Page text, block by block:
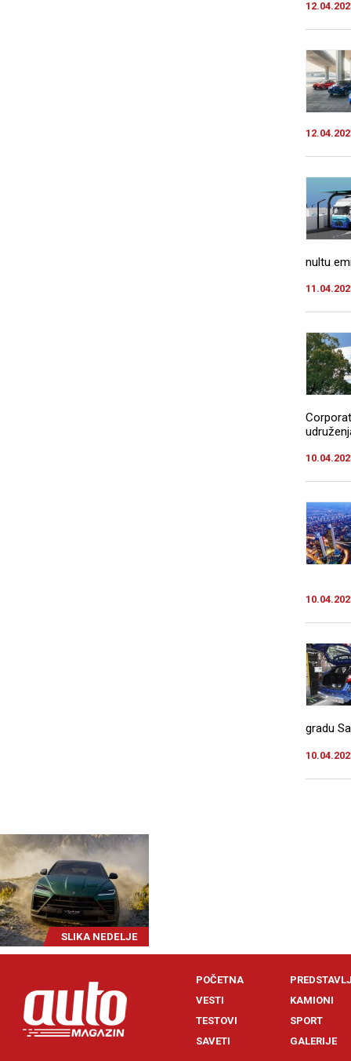
nultu
gradu
SLIKA NEDELJE
POČETNA
VESTI
TESTOVI
SAVETI
KAMIONI
SPORT
GALERIJE